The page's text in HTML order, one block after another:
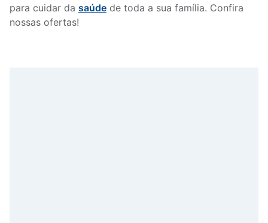
para cuidar da saúde de toda a sua família. Confira
nossas ofertas!